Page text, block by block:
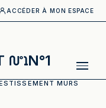
ACCÉDER À MON ESPACE
N°1
MURS